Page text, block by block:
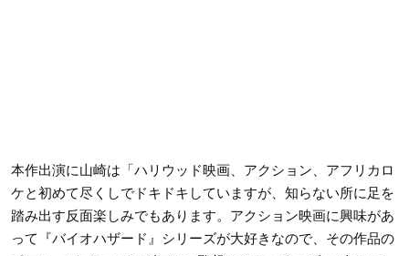
本作出演に山崎は「ハリウッド映画、アクション、アフリカロ
ケと初めて尽くしでドキドキしていますが、知らない所に足を
踏み出す反面楽しみでもあります。アクション映画に興味があ
って『バイオハザード』シリーズが大好きなので、その作品の